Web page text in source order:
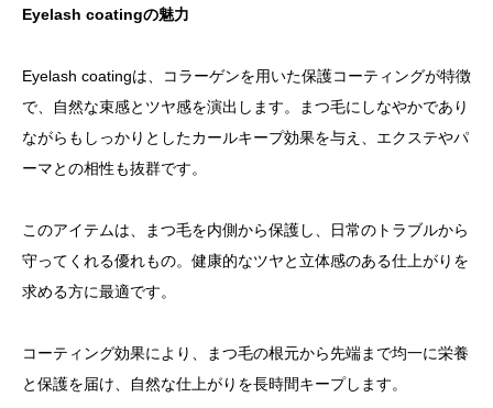
Eyelash coatingの魅力
Eyelash coatingは、コラーゲンを用いた保護コーティングが特徴
で、自然な束感とツヤ感を演出します。まつ毛にしなやかであり
ながらもしっかりとしたカールキープ効果を与え、エクステやパ
ーマとの相性も抜群です。
このアイテムは、まつ毛を内側から保護し、日常のトラブルから
守ってくれる優れもの。健康的なツヤと立体感のある仕上がりを
求める方に最適です。
コーティング効果により、まつ毛の根元から先端まで均一に栄養
と保護を届け、自然な仕上がりを長時間キープします。